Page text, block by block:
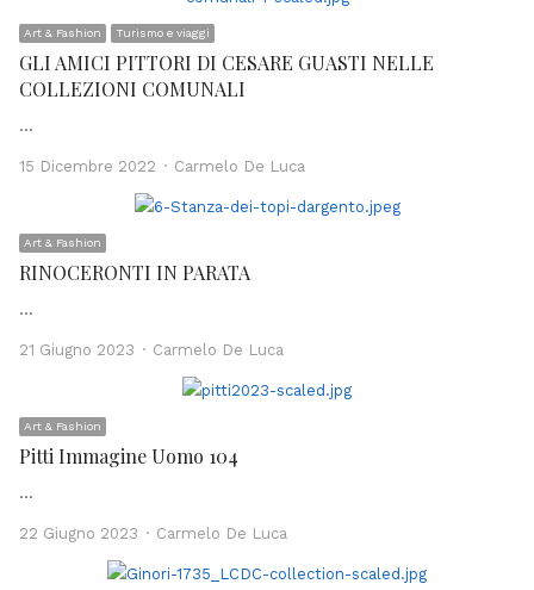
Art & Fashion Turismo e viaggi
GLI AMICI PITTORI DI CESARE GUASTI NELLE
COLLEZIONI COMUNALI
…
15 Dicembre 2022 Author
Carmelo De Luca
Art & Fashion
RINOCERONTI IN PARATA
…
21 Giugno 2023 Author
Carmelo De Luca
Art & Fashion
Pitti Immagine Uomo 104
…
22 Giugno 2023 Author
Carmelo De Luca